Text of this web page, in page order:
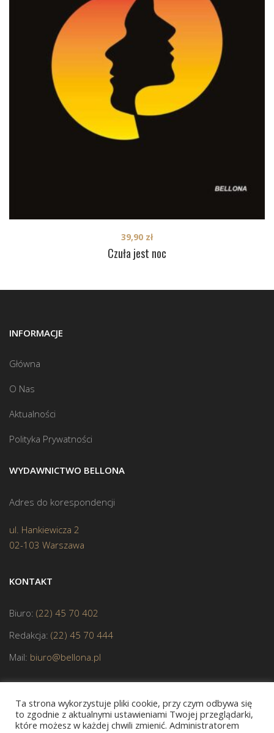
Czuła jest noc
39,90 zł
INFORMACJE
Główna
O Nas
Aktualności
Polityka Prywatności
WYDAWNICTWO BELLONA
Adres do korespondencji
ul. Hankiewicza 2
02-103 Warszawa
KONTAKT
Biuro: (22) 45 70 402
Redakcja: (22) 45 70 444
Mail: biuro@bellona.pl
Ta strona wykorzystuje pliki cookie, przy czym odbywa się
to zgodnie z aktualnymi ustawieniami Twojej przeglądarki,
które możesz w każdej chwili zmienić. Administratorem